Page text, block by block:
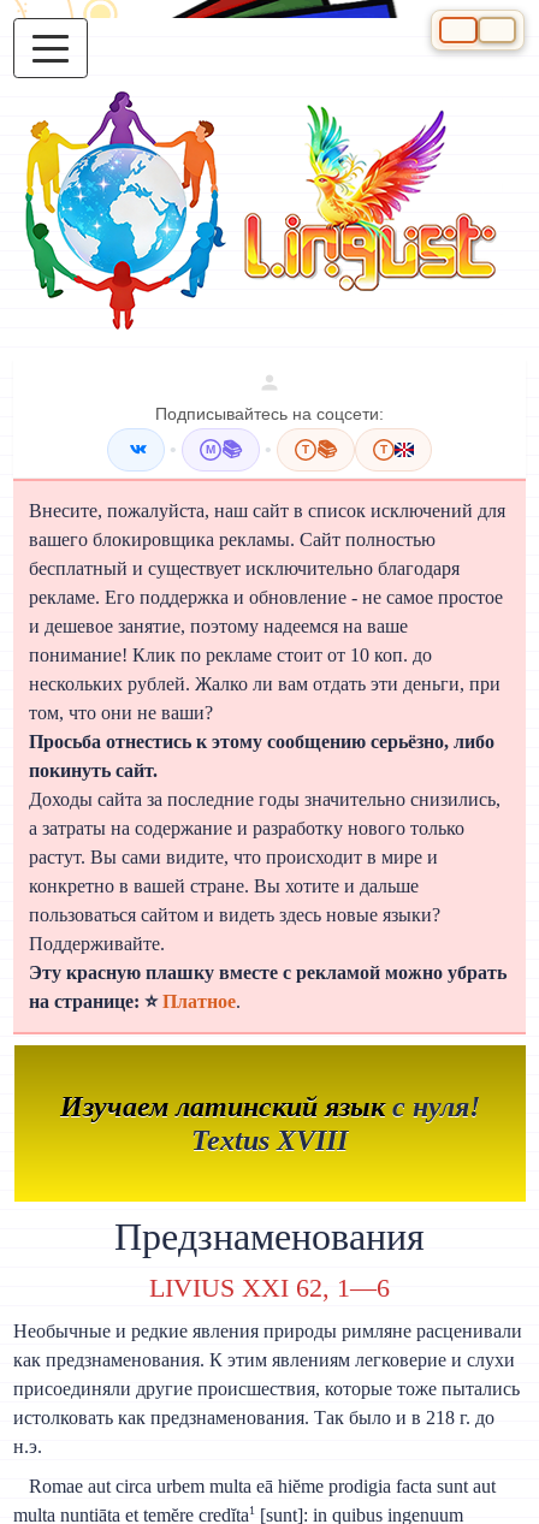
Подписывайтесь на соцсети:
• M 📚 • T 📚 T
Внесите, пожалуйста, наш сайт в список исключений для
вашего блокировщика рекламы. Сайт полностью
бесплатный и существует исключительно благодаря
рекламе. Его поддержка и обновление - не самое простое
и дешевое занятие, поэтому надеемся на ваше
понимание! Клик по рекламе стоит от 10 коп. до
нескольких рублей. Жалко ли вам отдать эти деньги, при
том, что они не ваши?
Просьба отнестись к этому сообщению серьёзно, либо
покинуть сайт.
Доходы сайта за последние годы значительно снизились,
а затраты на содержание и разработку нового только
растут. Вы сами видите, что происходит в мире и
конкретно в вашей стране. Вы хотите и дальше
пользоваться сайтом и видеть здесь новые языки?
Поддерживайте.
Эту красную плашку вместе с рекламой можно убрать
на странице: ⭐Платное.
Изучаем латинский языкс нуля!
Textus XVIII
Предзнаменования
LIVIUS XXI 62, 1—6
Необычные и редкие явления природы римляне расценивали
как предзнаменования. К этим явлениям легковерие и слухи
присоединяли другие происшествия, которые тоже пытались
истолковать как предзнаменования. Так было и в 218 г. до
н.э.
Romae aut circa urbem multa eā hiĕme prodigia facta sunt aut
multa nuntiāta et temĕre credĭta1
[sunt]: in quibus ingenuum